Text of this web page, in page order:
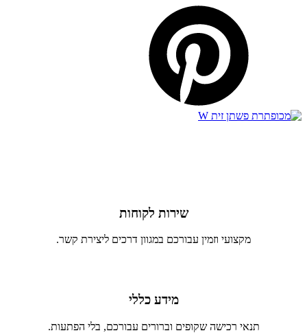
שירות לקוחות
מקצועי וזמין עבורכם במגוון דרכים ליצירת קשר.
מידע כללי
תנאי רכישה שקופים וברורים עבורכם, בלי הפתעות.